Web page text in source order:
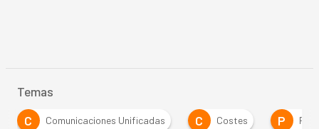
Temas
C
Comunicaciones Unificadas C Costes P